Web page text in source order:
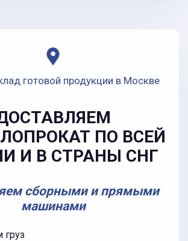
готовой продукции в Москве
ПО ВСЕЙ
И В СТРАНЫ СНГ
сборными и прямыми
машинами
груз